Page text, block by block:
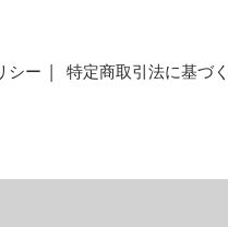
シー
特定商取引法に基づ